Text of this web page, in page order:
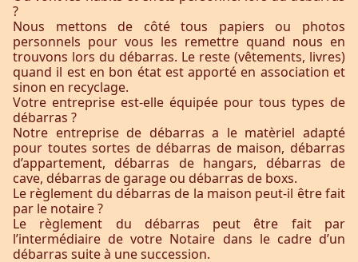
?
Nous mettons de côté tous papiers ou photos
personnels pour vous les remettre quand nous en
trouvons lors du débarras. Le reste (vêtements, livres)
quand il est en bon état est apporté en association et
sinon en recyclage.
Votre entreprise est-elle équipée pour tous types de
débarras ?
Notre entreprise de débarras a le matèriel adapté
pour toutes sortes de débarras de maison, débarras
d’appartement, débarras de hangars, débarras de
cave, débarras de garage ou débarras de boxs.
Le règlement du débarras de la maison peut-il être fait
par le notaire ?
Le règlement du débarras peut être fait par
l’intermédiaire de votre Notaire dans le cadre d’un
débarras suite à une succession.